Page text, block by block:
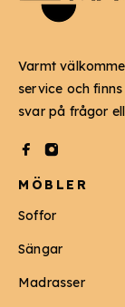
Varmt
service och
svar på frågor
MÖBLER
Soffor
Sängar
Madrasser